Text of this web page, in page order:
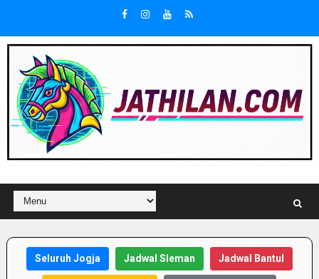
Seluruh Jogja Jadwal Sleman Jadwal Bantul